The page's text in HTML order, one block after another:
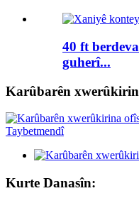
40 ft
guherî...
Karûbarên
Kurte Danasîn: